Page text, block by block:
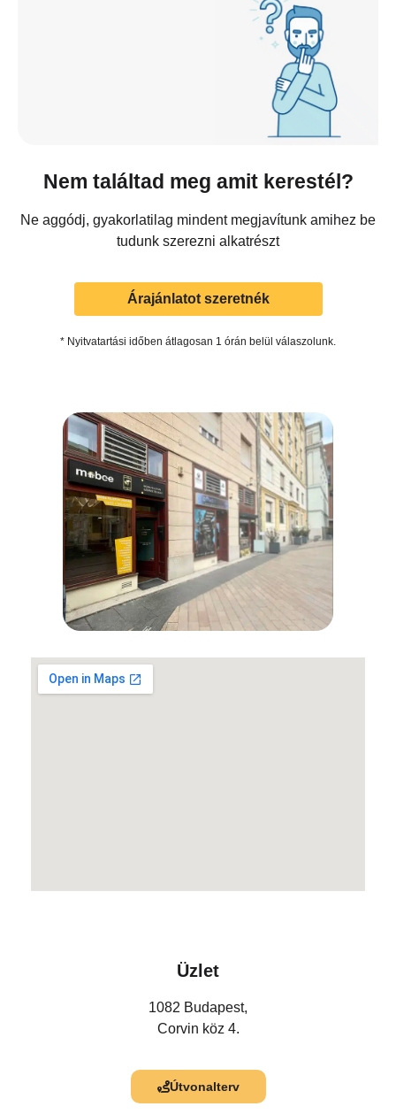
Nem találtad meg amit kerestél?
Ne aggódj, gyakorlatilag mindent megjavítunk amihez be
tudunk szerezni alkatrészt
Árajánlatot szeretnék
* Nyitvatartási időben átlagosan 1 órán belül válaszolunk.
Üzlet
1082 Budapest,
Corvin köz 4.
Útvonalterv